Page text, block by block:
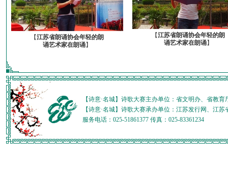
【江苏省朗诵协会年轻的朗
诵艺术家在朗诵】
【江苏省朗诵协会年轻的朗
诵艺术家在朗诵】
【诗意·名城】诗歌大赛主办单位：省文明办、省教
【诗意·名城】诗歌大赛承办单位：江苏发行网、江
服务电话：025-51861377 传真：025-83361234